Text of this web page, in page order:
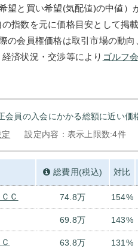
望と買い希望(気配値)の中値）
指数を元に価格目安として掲
の会員権価格は取引市場の動
済状況・交渉等により ゴルフ
会員の入会にかかる総額に近い価
設定内容：表示上限数:4件
総費用(税込) 対比
Ｃ 74.8万 154%
69.8万 143%
63.8万 131%